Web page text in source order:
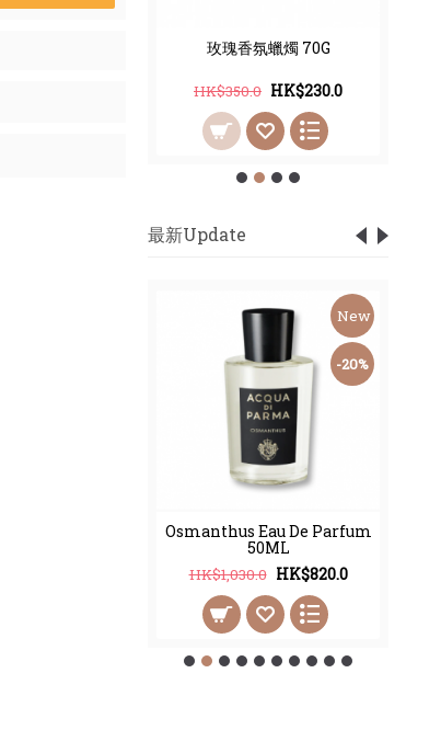
玫瑰香氛蠟燭 70G
HK$350.0 HK$230.0
最新Update
New
-20%
Osmanthus Eau De Parfum
50ML
HK$1,030.0 HK$820.0